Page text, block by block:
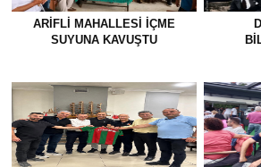
ARIFLI MAHALLESI İÇME
SUYUNA KAVUŞTU